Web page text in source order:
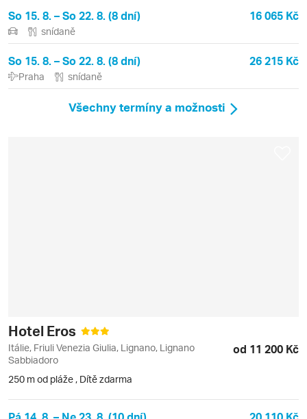
So 15. 8. – So 22. 8. (8 dní) 16 065 Kč
snídaně
So 15. 8. – So 22. 8. (8 dní) 26 215 Kč
Praha snídaně
Všechny termíny a možnosti
Hotel Eros
Itálie, Friuli Venezia Giulia, Lignano, Lignano
Sabbiadoro
od 11 200 Kč
250 m od pláže , Dítě zdarma